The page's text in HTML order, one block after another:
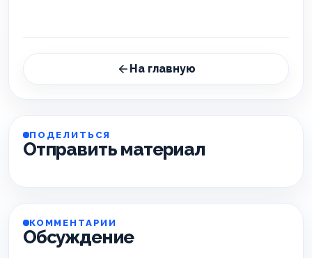
На главную
ПОДЕЛИТЬСЯ
Отправить материал
КОММЕНТАРИИ
Обсуждение